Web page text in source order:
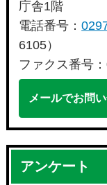
庁舎1階
電話番号：
6105）
ファクス番号
メールでお問
アンケート